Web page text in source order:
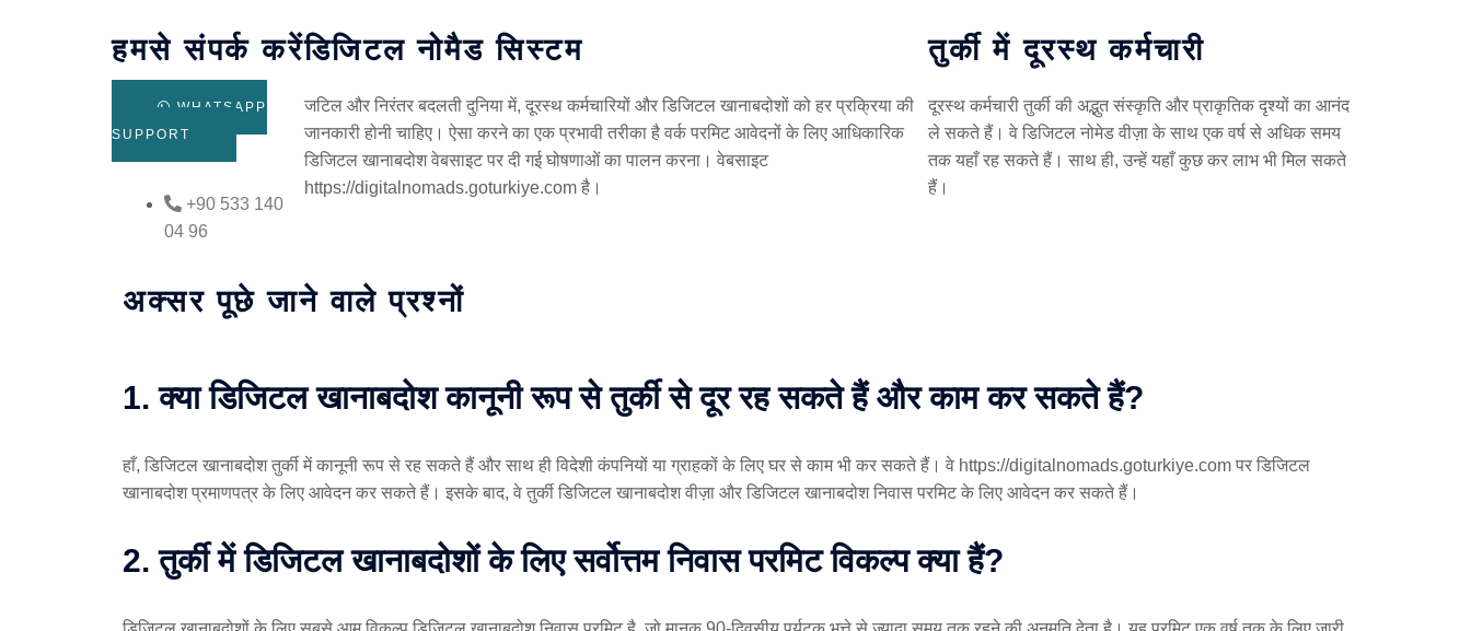
हमसे संपर्क करें
WHATSAPP
SUPPORT
+90 533 140
04 96
डिजिटल नोमैड सिस्टम
जटिल और निरंतर बदलती दुनिया में, दूरस्थ कर्मचारियों और डिजिटल खानाबदोशों को हर प्रक्रिया की
जानकारी होनी चाहिए। ऐसा करने का एक प्रभावी तरीका है वर्क परमिट आवेदनों के लिए आधिकारिक
डिजिटल खानाबदोश वेबसाइट पर दी गई घोषणाओं का पालन करना। वेबसाइट
https://digitalnomads.goturkiye.com है।
तुर्की में दूरस्थ कर्मचारी
दूरस्थ कर्मचारी तुर्की की अद्भुत संस्कृति और प्राकृतिक दृश्यों का आनंद
ले सकते हैं। वे डिजिटल नोमेड वीज़ा के साथ एक वर्ष से अधिक समय
तक यहाँ रह सकते हैं। साथ ही, उन्हें यहाँ कुछ कर लाभ भी मिल सकते
हैं।
अक्सर पूछे जाने वाले प्रश्नों
1. क्या डिजिटल खानाबदोश कानूनी रूप से तुर्की से दूर रह सकते हैं और काम कर सकते हैं?
हाँ, डिजिटल खानाबदोश तुर्की में कानूनी रूप से रह सकते हैं और साथ ही विदेशी कंपनियों या ग्राहकों के लिए घर से काम भी कर सकते हैं। वे https://digitalnomads.goturkiye.com पर डिजिटल
खानाबदोश प्रमाणपत्र के लिए आवेदन कर सकते हैं। इसके बाद, वे तुर्की डिजिटल खानाबदोश वीज़ा और डिजिटल खानाबदोश निवास परमिट के लिए आवेदन कर सकते हैं।
2. तुर्की में डिजिटल खानाबदोशों के लिए सर्वोत्तम निवास परमिट विकल्प क्या हैं?